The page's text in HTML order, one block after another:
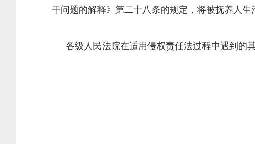
干问题的解释》第二十八条的规定，将被抚养人生
各级人民法院在适用侵权责任法过程中遇到的其
中华人民共
二〇一〇